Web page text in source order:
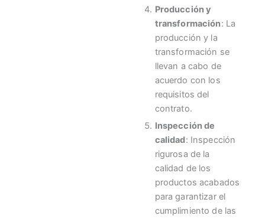
Producción y
transformación: La
producción y la
transformación se
llevan a cabo de
acuerdo con los
requisitos del
contrato.
Inspección de
calidad: Inspección
rigurosa de la
calidad de los
productos acabados
para garantizar el
cumplimiento de las